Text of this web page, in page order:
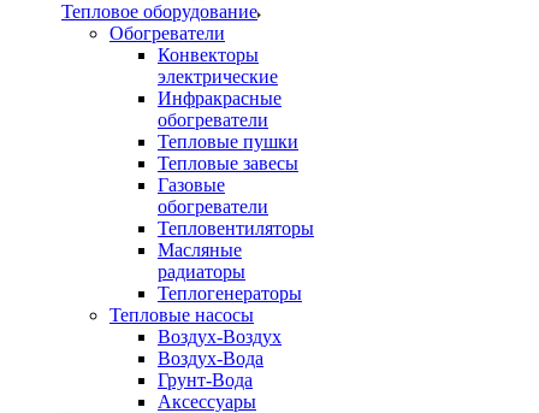
Тепловое оборудование
Обогреватели
Конвекторы
электрические
Инфракрасные
обогреватели
Тепловые пушки
Тепловые завесы
Газовые
обогреватели
Тепловентиляторы
Масляные
радиаторы
Теплогенераторы
Тепловые насосы
Воздух-Воздух
Воздух-Вода
Грунт-Вода
Аксессуары